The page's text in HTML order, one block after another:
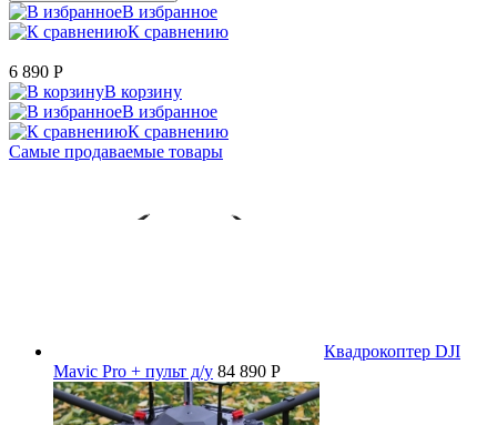
В избранное
К сравнению
6 890 P
В корзину
В избранное
К сравнению
Самые продаваемые товары
Квадрокоптер DJI
Mavic Pro + пульт д/у 84 890 P